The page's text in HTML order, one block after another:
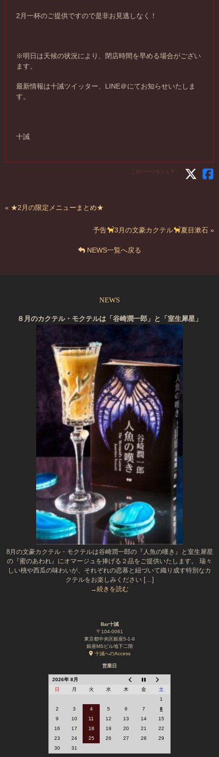
2月一杯のご提供ですので是非お見逃しなく！
※明日は天候の状況により、閉店時間を早める場合がござい
ます。
最新情報は十誡ツイッター、LINE＠にてお知らせいたしま
す。
十誡
このページをシェア：
« ★2月の限定メニューまとめ★
予告 3月の文豪カクテル 夏目漱石 »
NEWS一覧へ戻る
NEWS
８月のカクテル・モクテルは「谷崎潤一郎」と「室生犀星」
8月の文豪カクテル・モクテルは谷崎潤一郎の『人魚の嘆き』と室生犀星
の『蜜のあわれ』にオマージュを捧げる２品をご提供いたします。 瑞々
しい桃や西瓜の味わいが、それぞれの恋慕と紐づいて織り成す特別なカ
クテルをお楽しみください […]
→続きを読む
Bar十誡
〒104-0061
東京都中央区銀座5-1-8
銀座MSビル地下二階
十誡へのAccess
営業日
2026年 8月
日
月 火 水 木 金
土
1
2
3 4 5 6 7
8
9
10 11 12 13 14
15
16
17 18 19 20 21
22
23
24 25 26 27 28
29
30
31